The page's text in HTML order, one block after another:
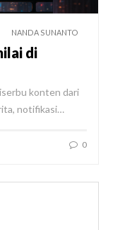
NANDA SUNANTO
di
konten dari
notifikasi…
0